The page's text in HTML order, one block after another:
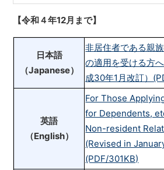
【令和４年12月まで】
日本語
（Japanese）
非居住者である親
の適用を受ける方
成30年1月改訂）
英語
（English）
For Those
for Dependents,
Non-resident
(Revised in
(PDF/301KB)